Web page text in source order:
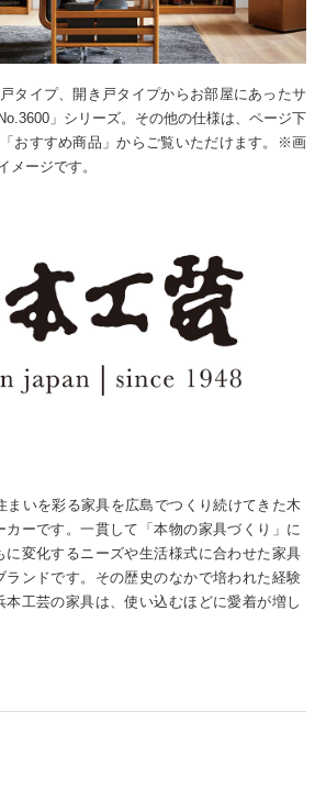
タイプ、開き戸タイプからお部屋にあったサ
」シリーズ。その他の仕様は、ページ下
おすすめ商品」からご覧いただけます。※画
メージです。
まいを彩る家具を広島でつくり続けてきた木
カーです。一貫して「本物の家具づくり」に
に変化するニーズや生活様式に合わせた家具
ランドです。その歴史のなかで培われた経験
本工芸の家具は、使い込むほどに愛着が増し